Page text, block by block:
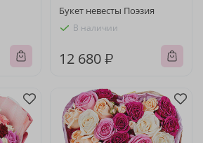
Букет невесты Поэзия
В наличии
12 680 ₽